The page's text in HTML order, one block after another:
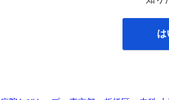
は